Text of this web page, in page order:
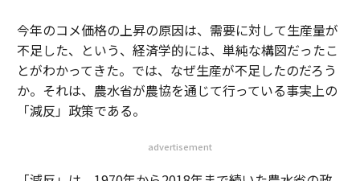
今年のコメ価格の上昇の原因は、需要に対して生産量が
不足した、という、経済学的には、単純な構図だったこ
とがわかってきた。では、なぜ生産が不足したのだろう
か。それは、農水省が農協を通じて行っている事実上の
「減反」政策である。
advertisement